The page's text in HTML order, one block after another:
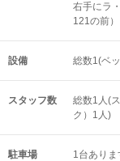
右手にラ
121の前
設備 総数1(ベ
スタッフ数
総数1人(
ク）1人)
駐車場 1台ありま